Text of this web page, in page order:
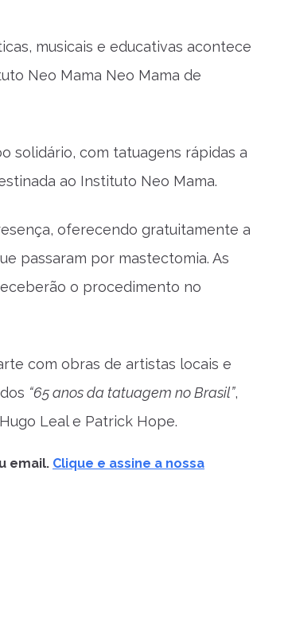
musicais e educativas acontece
Neo Mama Neo Mama de
solidário, com tatuagens rápidas a
ao Instituto Neo Mama.
oferecendo gratuitamente a
passaram por mastectomia. As
o procedimento no
com obras de artistas locais e
“65 anos da tatuagem no Brasil”,
Leal e Patrick Hope.
email. Clique e assine a nossa